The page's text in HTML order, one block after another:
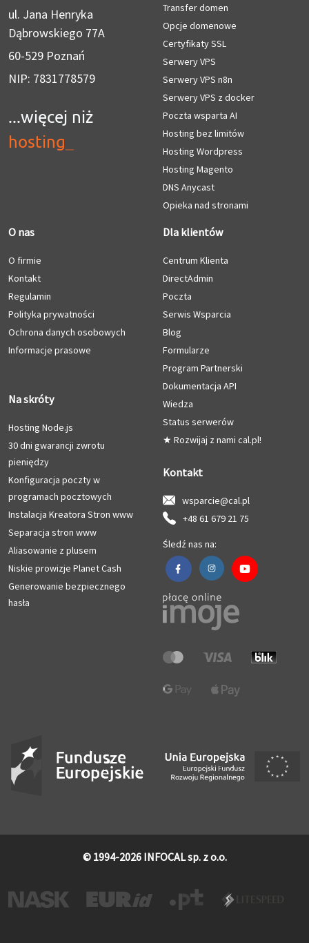
ul. Jana Henryka
Dąbrowskiego 77A
60-529 Poznań
NIP: 7831778579
...więcej niż
hosting
Transfer domen
Opcje domenowe
Certyfikaty SSL
Serwery VPS
Serwery VPS n8n
Serwery VPS z docker
Poczta wsparta AI
Hosting bez limitów
Hosting Wordpress
Hosting Magento
DNS Anycast
Opieka nad stronami
O nas
O firmie
Kontakt
Regulamin
Polityka prywatności
Ochrona danych osobowych
Informacje prasowe
Na skróty
Hosting Node.js
30 dni gwarancji zwrotu
pieniędzy
Konfiguracja poczty w
programach pocztowych
Instalacja Kreatora Stron www
Separacja stron www
Aliasowanie z plusem
Niskie prowizje Planet Cash
Generowanie bezpiecznego
hasła
Dla klientów
Centrum Klienta
DirectAdmin
Poczta
Serwis Wsparcia
Blog
Formularze
Program Partnerski
Dokumentacja API
Wiedza
Status serwerów
★ Rozwijaj z nami cal.pl!
Kontakt
wsparcie@cal.pl
+48 61 679 21 75
Śledź nas na:
© 1994-2026 INFOCAL sp. z o.o.